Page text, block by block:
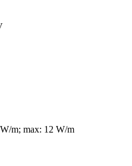
m; max: 12 W/m